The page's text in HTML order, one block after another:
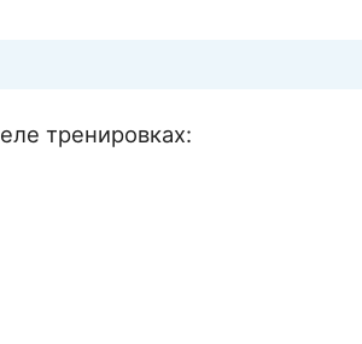
тренировках: